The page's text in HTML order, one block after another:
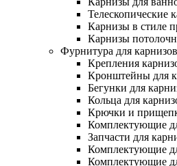
Телескопические
Карнизы в стиле
Карнизы
Фурнитура для карнизов
Крепления
Кронштейны для
Бегунки для
Кольца для
Крючки и
Комплектующие
Запчасти для
Комплектующие
Комплектующие